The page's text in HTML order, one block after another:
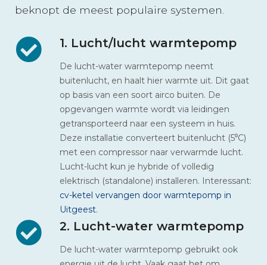
beknopt de meest populaire systemen.
1. Lucht/lucht warmtepomp
De lucht-water warmtepomp neemt
buitenlucht, en haalt hier warmte uit. Dit gaat
op basis van een soort airco buiten. De
opgevangen warmte wordt via leidingen
getransporteerd naar een systeem in huis.
Deze installatie converteert buitenlucht (5⁰C)
met een compressor naar verwarmde lucht.
Lucht-lucht kun je hybride of volledig
elektrisch (standalone) installeren. Interessant:
cv-ketel vervangen door warmtepomp in
Uitgeest.
2. Lucht-water warmtepomp
De lucht-water warmtepomp gebruikt ook